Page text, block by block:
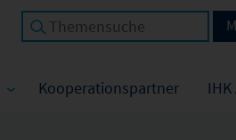
Kooperationspartner